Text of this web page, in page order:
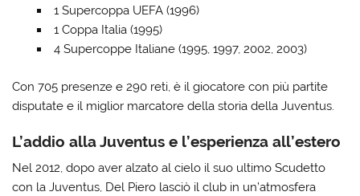
1 Supercoppa UEFA (1996)
1 Coppa Italia (1995)
4 Supercoppe Italiane (1995, 1997, 2002, 2003)
Con 705 presenze e 290 reti, è il giocatore con più partite
disputate e il miglior marcatore della storia della Juventus.
L’addio alla Juventus e l’esperienza all’estero
Nel 2012, dopo aver alzato al cielo il suo ultimo Scudetto
con la Juventus, Del Piero lasciò il club in un’atmosfera